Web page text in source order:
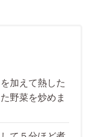
加えて熱した
野菜を炒めま